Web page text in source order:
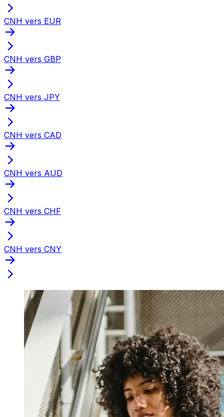
CNH vers EUR
CNH vers GBP
CNH vers JPY
CNH vers CAD
CNH vers AUD
CNH vers CHF
CNH vers CNY